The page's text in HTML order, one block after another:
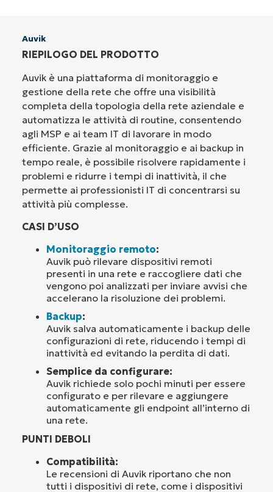
Auvik
RIEPILOGO DEL PRODOTTO
Auvik è una piattaforma di monitoraggio e
gestione della rete che offre una visibilità
completa della topologia della rete aziendale e
automatizza le attività di routine, consentendo
agli MSP e ai team IT di lavorare in modo
efficiente. Grazie al monitoraggio e ai backup in
tempo reale, è possibile risolvere rapidamente i
problemi e ridurre i tempi di inattività, il che
permette ai professionisti IT di concentrarsi su
attività più complesse.
CASI D’USO
Monitoraggio remoto:
Auvik può rilevare dispositivi remoti
presenti in una rete e raccogliere dati che
vengono poi analizzati per inviare avvisi che
accelerano la risoluzione dei problemi.
Backup:
Auvik salva automaticamente i backup delle
configurazioni di rete, riducendo i tempi di
inattività ed evitando la perdita di dati.
Semplice da configurare:
Auvik richiede solo pochi minuti per essere
configurato e per rilevare e aggiungere
automaticamente gli endpoint all’interno di
una rete.
PUNTI DEBOLI
Compatibilità:
Le recensioni di Auvik riportano che non
tutti i dispositivi di rete, come i dispositivi